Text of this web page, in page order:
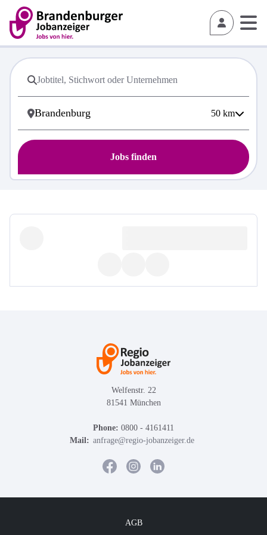
50 km
Jobs finden
Welfenstr. 22
81541 München
Phone: 0800 - 4161411
Mail: anfrage@regio-jobanzeiger.de
AGB